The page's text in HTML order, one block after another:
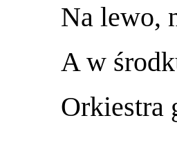
Na lewo,
A w
Orkiestra